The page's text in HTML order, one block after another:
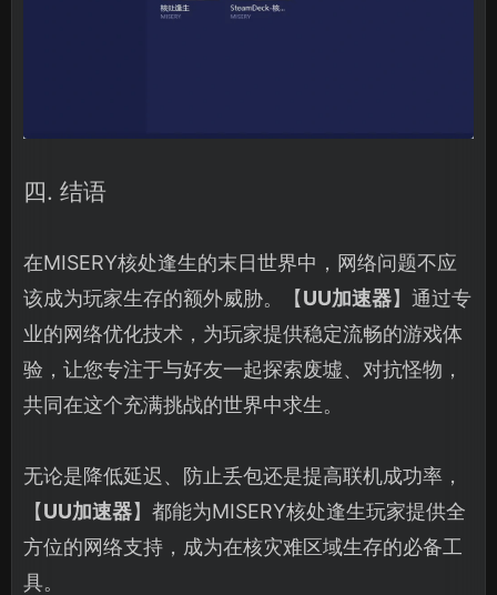
四. 结语
在MISERY核处逢生的末日世界中，网络问题不应
该成为玩家生存的额外威胁。【UU加速器】通过专
业的网络优化技术，为玩家提供稳定流畅的游戏体
验，让您专注于与好友一起探索废墟、对抗怪物，
共同在这个充满挑战的世界中求生。
无论是降低延迟、防止丢包还是提高联机成功率，
【UU加速器】都能为MISERY核处逢生玩家提供全
方位的网络支持，成为在核灾难区域生存的必备工
具。